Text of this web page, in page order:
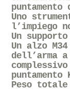
Uno
l’impiego
Un
Un alzo
dell’arma
puntamento
Peso totale